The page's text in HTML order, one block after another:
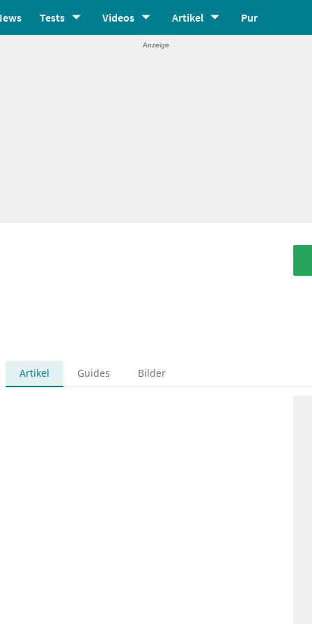
Tests Videos Artikel Pur
Artikel Guides Bilder